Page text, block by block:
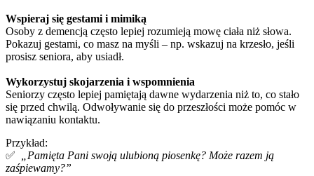
Wspieraj się gestami i mimiką
Osoby z demencją często lepiej rozumieją mowę ciała niż słowa.
Pokazuj gestami, co masz na myśli – np. wskazuj na krzesło, jeśli
prosisz seniora, aby usiadł.
Wykorzystuj skojarzenia i wspomnienia
Seniorzy często lepiej pamiętają dawne wydarzenia niż to, co stało
się przed chwilą. Odwoływanie się do przeszłości może pomóc w
nawiązaniu kontaktu.
Przykład:
✅
„Pamięta Pani swoją ulubioną piosenkę? Może razem ją
zaśpiewamy?”